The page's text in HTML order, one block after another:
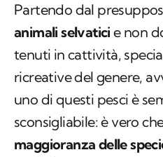
Partendo dal
animali selvatici e non
tenuti in cattività,
ricreative del genere,
uno di questi pesci è
sconsigliabile: è vero
maggioranza delle